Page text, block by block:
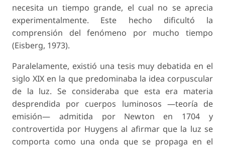
necesita un tiempo grande, el cual no se aprecia
experimentalmente. Este hecho dificultó la
comprensión del fenómeno por mucho tiempo
(Eisberg, 1973).
Paralelamente, existió una tesis muy debatida en el
siglo XIX en la que predominaba la idea corpuscular
de la luz. Se consideraba que esta era materia
desprendida por cuerpos luminosos —teoría de
emisión— admitida por Newton en 1704 y
controvertida por Huygens al afirmar que la luz se
comporta como una onda que se propaga en el